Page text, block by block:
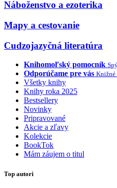
Náboženstvo a ezoterika
Mapy a cestovanie
Cudzojazyčná literatúra
Knihomoľský pomocník
Odporúčame pre vás Knižné
Všetky knihy
Knihy roka 2025
Bestsellery
Novinky
Pripravované
Akcie a zľavy
Kolekcie
BookTok
Mám záujem o titul
Top autori